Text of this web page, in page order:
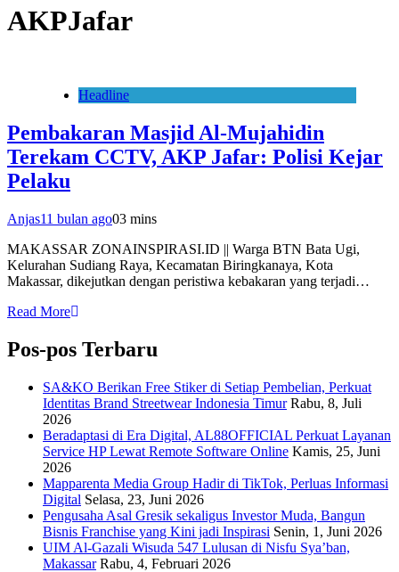
AKPJafar
Headline
Pembakaran Masjid Al-Mujahidin
Terekam CCTV, AKP Jafar: Polisi Kejar
Pelaku
Anjas11 bulan ago03 mins
MAKASSAR ZONAINSPIRASI.ID || Warga BTN Bata Ugi,
Kelurahan Sudiang Raya, Kecamatan Biringkanaya, Kota
Makassar, dikejutkan dengan peristiwa kebakaran yang terjadi…
Read More
Pos-pos Terbaru
SA&KO Berikan Free Stiker di Setiap Pembelian, Perkuat
Identitas Brand Streetwear Indonesia Timur Rabu, 8, Juli
2026
Beradaptasi di Era Digital, AL88OFFICIAL Perkuat Layanan
Service HP Lewat Remote Software Online Kamis, 25, Juni
2026
Mapparenta Media Group Hadir di TikTok, Perluas Informasi
Digital Selasa, 23, Juni 2026
Pengusaha Asal Gresik sekaligus Investor Muda, Bangun
Bisnis Franchise yang Kini jadi Inspirasi Senin, 1, Juni 2026
UIM Al-Gazali Wisuda 547 Lulusan di Nisfu Sya’ban,
Makassar Rabu, 4, Februari 2026